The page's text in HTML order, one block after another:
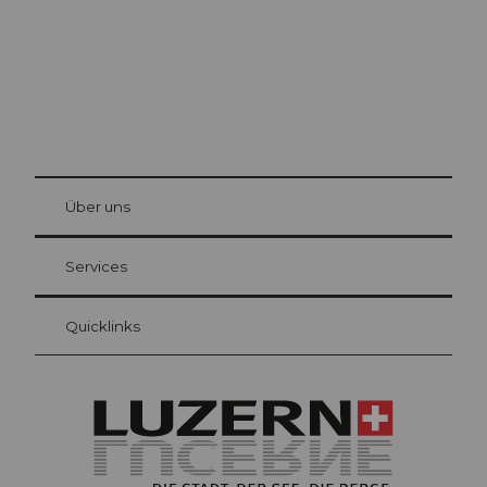
Gästekarte Luzern
Ihre Vorteile als Übernachtungsgast
at Bre
Über uns
Services
Quicklinks